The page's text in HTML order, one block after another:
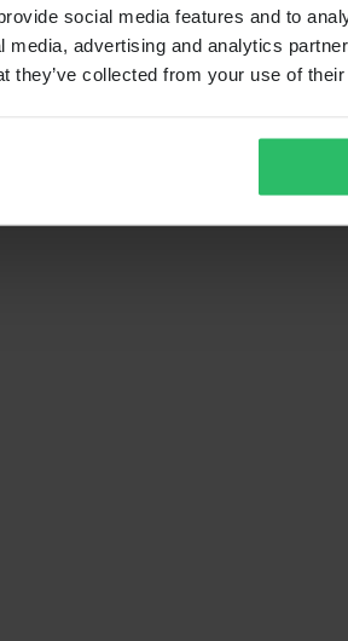
social media features and to
advertising and analytics
they’ve collected from your use of